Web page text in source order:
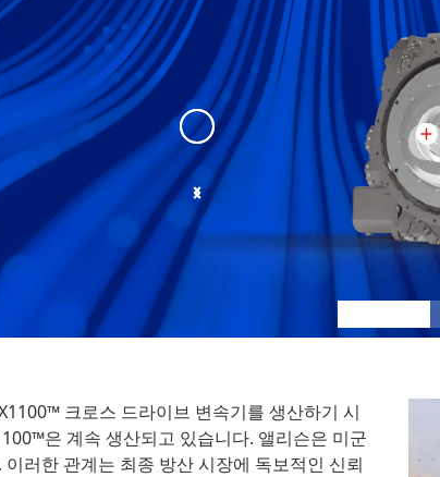
크로스 드라이브 변속기를 생산하기 시
은 계속 생산되고 있습니다. 앨리슨은 미군
러한 관계는 최종 방산 시장에 독보적인 신뢰